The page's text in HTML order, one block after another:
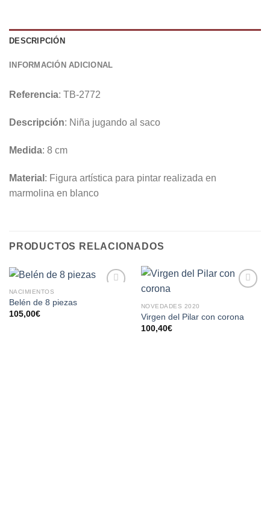
DESCRIPCIÓN
INFORMACIÓN ADICIONAL
Referencia: TB-2772
Descripción: Niña jugando al saco
Medida: 8 cm
Material : Figura artística para pintar realizada en
marmolina en blanco
PRODUCTOS RELACIONADOS
NACIMIENTOS
Belén de 8 piezas
105,00€
LISTA
NOVEDADES 2020
Virgen del Pilar con corona
100,40€